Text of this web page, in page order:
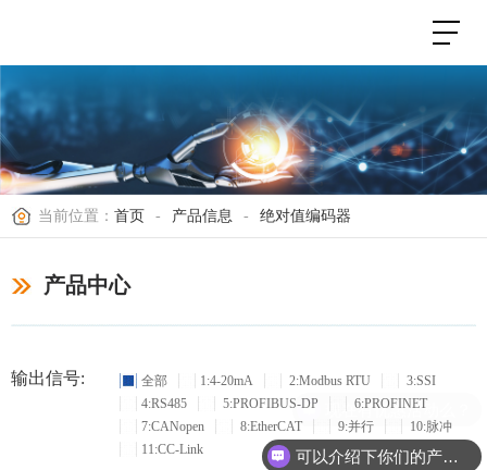
当前位置： 首页 - 产品信息 - 绝对值编码器
产品中心
输出信号: 全部 1:4-20mA 2:Modbus RTU
3:SSI
4:RS485
5:PROFIBUS-DP
6:PROFINET
7:CANopen
8:EtherCAT 9:并行
10:脉冲
11:CC-Link
可以介绍下你们的产品么？
现在有优惠活动么？